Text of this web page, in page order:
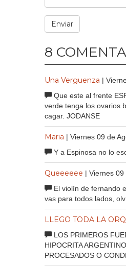
8
Una Verguenza |
Que este al frente
verde tenga los ovarios
cagar. JODANSE
Maria | Viernes 09 de
Y a Espinosa no lo
Queeeeee | Viernes
El violín de fernando
vas para todos lados,
LLEGO TODA LA
LOS PRIMEROS
HIPOCRITA
PROCESADOS O